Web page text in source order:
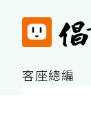
客座總編